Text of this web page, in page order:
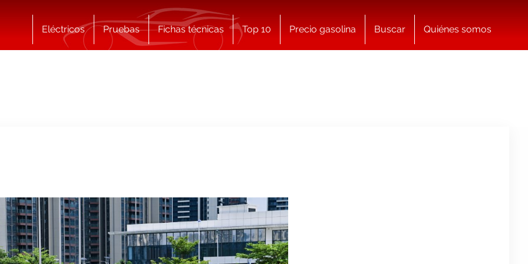
Eléctricos Pruebas Fichas técnicas Top 10 Precio gasolina Buscar Quiénes somos